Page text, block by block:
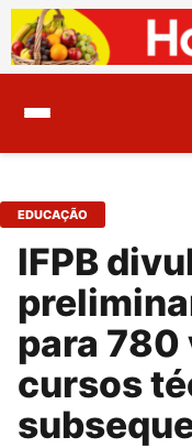
EDUCAÇÃO
IFPB
para 780
cursos